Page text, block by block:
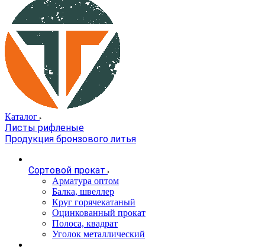
Каталог
Листы рифленые
Продукция бронзового литья
Сортовой прокат
Арматура оптом
Балка, швеллер
Круг горячекатаный
Оцинкованный прокат
Полоса, квадрат
Уголок металлический